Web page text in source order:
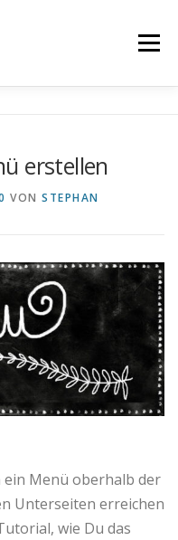
Menü
erstellen
VON STEPHAN
ein Menü oberhalb der
Unterseiten erreichen
wie Du das